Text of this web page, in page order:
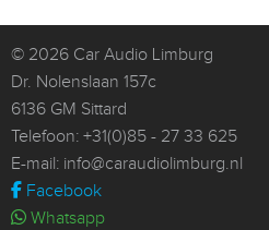
© 2026 Car Audio Limburg
Dr. Nolenslaan 157c
6136 GM Sittard
Telefoon: +31(0)85 - 27 33 625
E-mail: info@caraudiolimburg.nl
Facebook
Whatsapp